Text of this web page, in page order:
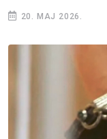
20. MAJ 2026.